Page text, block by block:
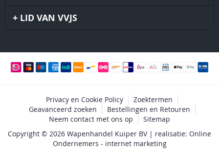
LID VAN VVJS
Privacy en Cookie Policy
Zoektermen
Geavanceerd zoeken
Bestellingen en Retouren
Neem contact met ons op
Sitemap
Copyright © 2026 Wapenhandel Kuiper BV | realisatie: Online
Ondernemers - internet marketing